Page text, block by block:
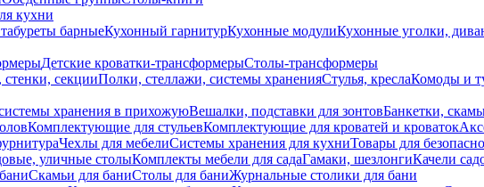
кухни
барныеКухонный гарнитурКухонные модулиКухонные уголки,
Детские кроватки-трансформерыСтолы-трансформеры
секцииПолки, стеллажи, системы храненияСтулья, креслаКомоды и
хранения в прихожуюВешалки, подставки для зонтовБанкетки,
Комплектующие для стульевКомплектующие для кроватей и кроваток
Чехлы для мебелиСистемы хранения для кухниТовары для
уличные столыКомплекты мебели для садаГамаки, шезлонгиКачели
Скамьи для баниСтолы для баниЖурнальные столики для бани